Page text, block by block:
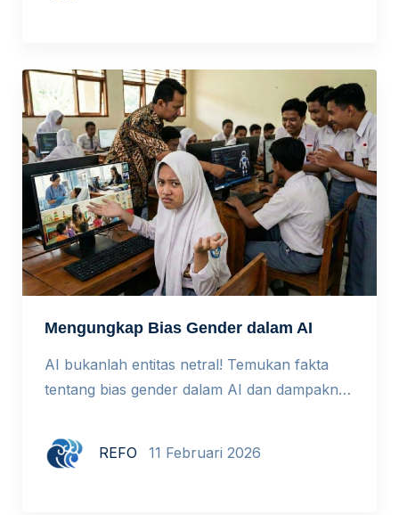
berada di dalam ruang kelas berarti sudah
benar-benar setara? Ketika Akses Bukan Lagi
Masalah Utama […]
Mengungkap Bias Gender dalam AI
AI bukanlah entitas netral! Temukan fakta
tentang bias gender dalam AI dan dampaknya
Februari dunia memperingati International
Day of Women and Girls in Science. Tema
REFO 11 Februari 2026